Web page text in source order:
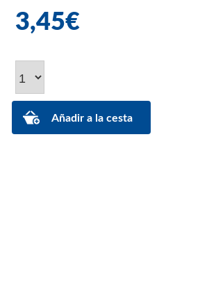
3,45€